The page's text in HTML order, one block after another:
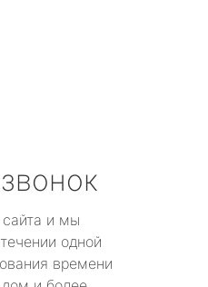
и мы
одной
времени